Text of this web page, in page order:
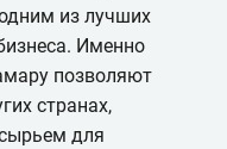
из лучших
Именно
позволяют
странах,
для